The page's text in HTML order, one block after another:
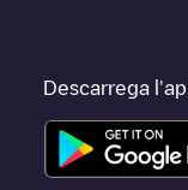
Descarrega